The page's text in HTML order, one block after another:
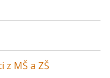
MŠ a ZŠ